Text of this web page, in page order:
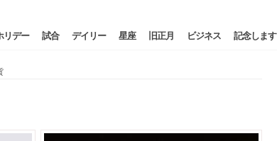
リデー 試合 デイリー 星座 旧正月 ビジネス 記念します